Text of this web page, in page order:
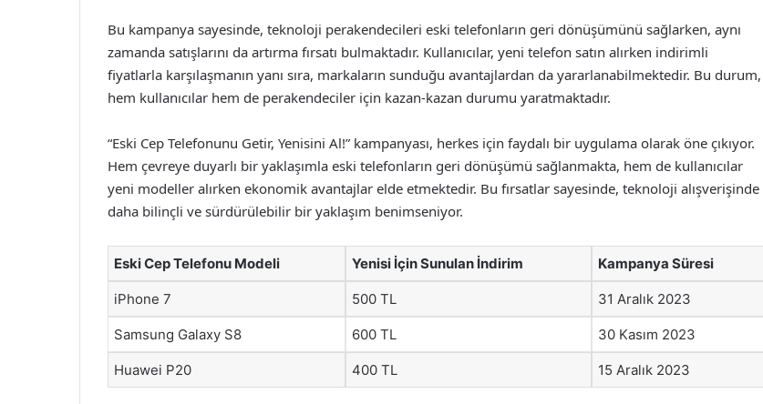
Bu kampanya sayesinde, teknoloji perakendecileri eski telefonların geri dönüşümünü sağlarken, aynı
zamanda satışlarını da artırma fırsatı bulmaktadır. Kullanıcılar, yeni telefon satın alırken indirimli
fiyatlarla karşılaşmanın yanı sıra, markaların sunduğu avantajlardan da yararlanabilmektedir. Bu durum,
hem kullanıcılar hem de perakendeciler için kazan-kazan durumu yaratmaktadır.
“Eski Cep Telefonunu Getir, Yenisini Al!” kampanyası, herkes için faydalı bir uygulama olarak öne çıkıyor.
Hem çevreye duyarlı bir yaklaşımla eski telefonların geri dönüşümü sağlanmakta, hem de kullanıcılar
yeni modeller alırken ekonomik avantajlar elde etmektedir. Bu fırsatlar sayesinde, teknoloji alışverişinde
daha bilinçli ve sürdürülebilir bir yaklaşım benimseniyor.
Eski Cep Telefonu Modeli Yenisi İçin Sunulan İndirim Kampanya Süresi
iPhone 7 500 TL 31 Aralık 2023
Samsung Galaxy S8 600 TL 30 Kasım 2023
Huawei P20 400 TL 15 Aralık 2023